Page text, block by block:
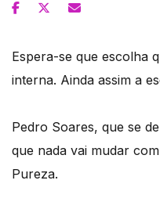
Espera-se que escolha
interna. Ainda assim a
Pedro Soares, que se
que nada vai mudar
Pureza.